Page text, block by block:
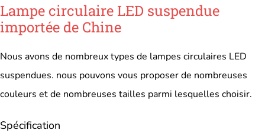
Lampe circulaire LED suspendue
importée de Chine
Nous avons de nombreux types de lampes circulaires LED
suspendues. nous pouvons vous proposer de nombreuses
couleurs et de nombreuses tailles parmi lesquelles choisir.
Spécification